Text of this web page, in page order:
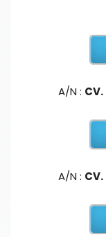
A/N : CV.
A/N : CV.